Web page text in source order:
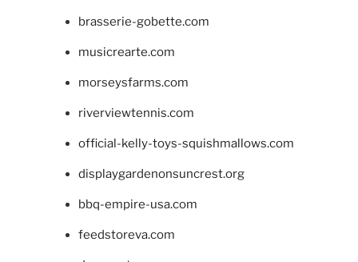
brasserie-gobette.com
musicrearte.com
morseysfarms.com
riverviewtennis.com
official-kelly-toys-squishmallows.com
displaygardenonsuncrest.org
bbq-empire-usa.com
feedstoreva.com